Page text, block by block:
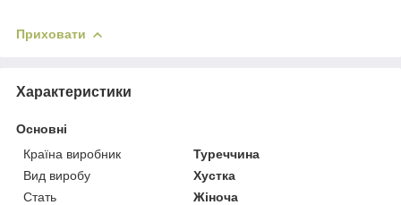
Приховати
Характеристики
Основні
Країна виробник
Туреччина
Вид виробу
Хустка
Стать
Жіноча